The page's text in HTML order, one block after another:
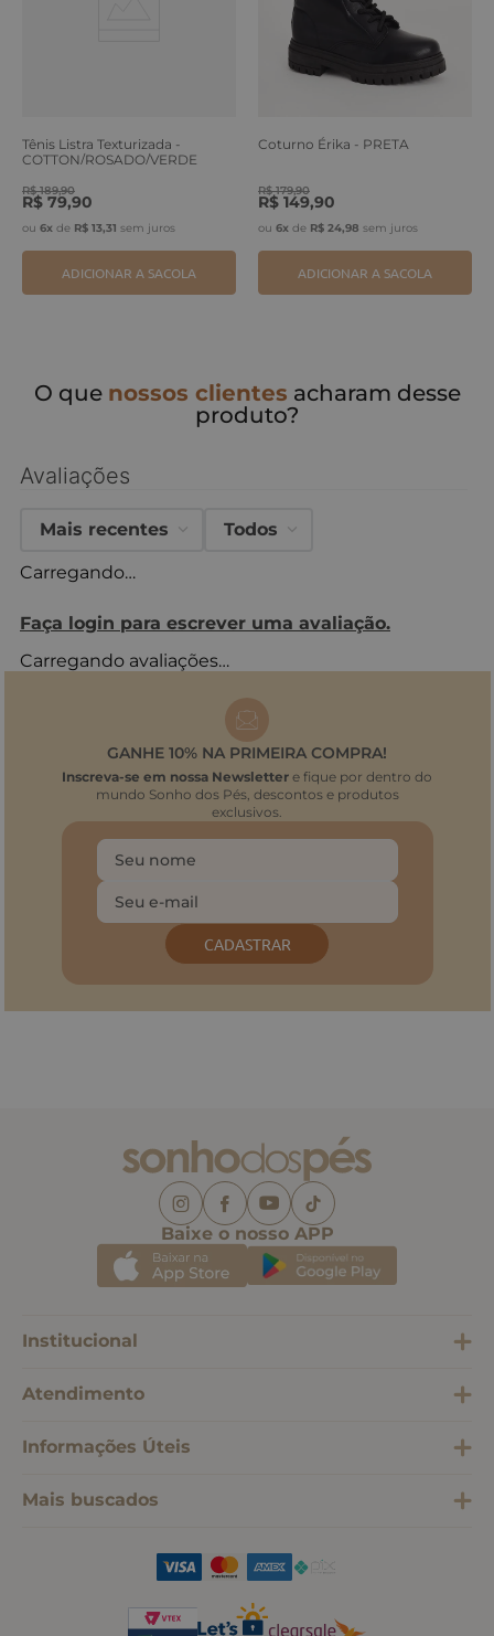
Tênis Listra Texturizada -
COTTON/ROSADO/VERDE
R$ 189,90
R$ 79,90
ou 6x de R$ 13,31 sem juros
ADICIONAR A SACOLA
Coturno Érika - PRETA
R$ 179,90
R$ 149,90
ou 6x de R$ 24,98 sem juros
ADICIONAR A SACOLA
O que nossos clientes acharam desse
produto?
Avaliações
Carregando…
Faça login para escrever uma avaliação.
Mais recentes Todos
Carregando avaliações…
GANHE 10% NA PRIMEIRA COMPRA!
Inscreva-se em nossa Newsletter e fique por dentro do
mundo Sonho dos Pés, descontos e produtos
exclusivos.
CADASTRAR
Baixe o nosso APP
Institucional
Atendimento
Informações Úteis
Mais buscados